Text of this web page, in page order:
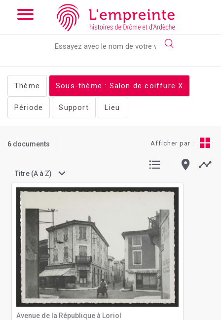
Array ( [slug] => documents [stheme] => Salon de coiffure )
Add the new slick-theme.css if you want the default styling
Thème Sous-thème : Salon de coiffureX
Période Support Lieu
6 documents
Titre (A à Z)
Afficher par :
Avenue de la République à Loriol